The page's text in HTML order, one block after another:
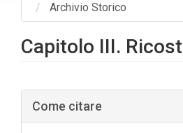
Archivio Storico
Capitolo III.
Barra
laterale
Come citare